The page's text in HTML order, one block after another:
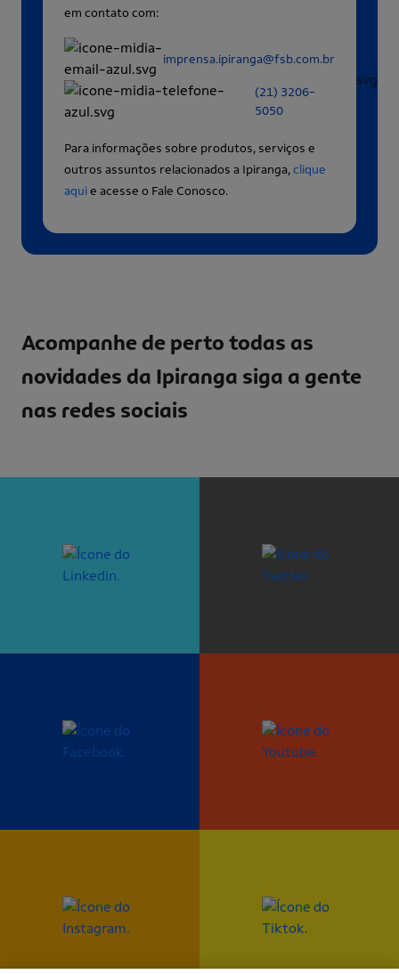
em contato com:
imprensa.ipiranga@fsb.com.br
(21) 3206-
5050
Para informações sobre produtos, serviços e
outros assuntos relacionados a Ipiranga,clique
aquie acesse o Fale Conosco.
Acompanhe de perto todas as
novidades da Ipiranga siga a gente
nas redes sociais